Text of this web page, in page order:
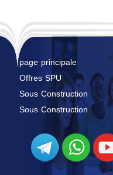
page principale
Offres SPU
Sous Construction
Sous Construction